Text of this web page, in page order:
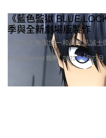
Entertainment 娛樂
《藍色監獄 BLUE
季與全新劇場版製作
分別以主角潔世一和天才凪誠士
2023年3月27日